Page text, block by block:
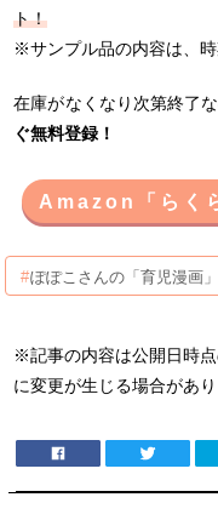
ト！
※サンプル品の内容は、時
在庫がなくなり次第終了な
ぐ無料登録！
Amazon「らく
ぽぽこさんの「育児漫画」
※記事の内容は公開日時
に変更が生じる場合があり